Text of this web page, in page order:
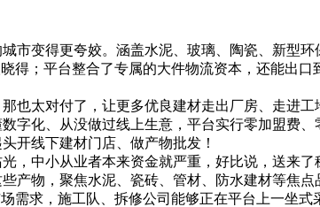
变得更夸姣。涵盖水泥、玻璃、陶瓷、新型环
得；平台整合了专属的大件物流资本，还能出
太对付了，让更多优良建材走出厂房、走进工
字化、从没做过线上生意，平台实行零加盟费
开线下建材门店、做产物批发！
中小从业者本来资金就严重，好比说，送来了
产物，聚焦水泥、瓷砖、管材、防水建材等焦点
求，施工队、拆修公司能够正在平台上一坐式